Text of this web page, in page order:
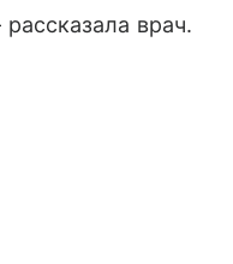
врач.